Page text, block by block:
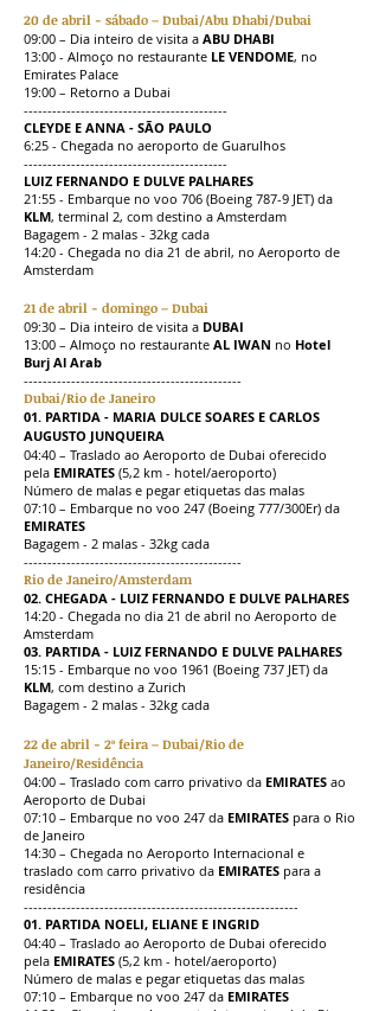
20 de abril - sábado – Dubai/Abu Dhabi/Dubai
09:00 – Dia inteiro de visita a ABU DHABI
13:00 - Almoço no restaurante LE VENDOME, no
Emirates Palace
19:00 – Retorno a Dubai
-------------------------------------------
CLEYDE E ANNA - SÃO PAULO
6:25 - Chegada no aeroporto de Guarulhos
-------------------------------------------
LUIZ FERNANDO E DULVE PALHARES
21:55 - Embarque no voo 706 (Boeing 787-9 JET) da
KLM, terminal 2, com destino a Amsterdam
Bagagem - 2 malas - 32kg cada
14:20 - Chegada no dia 21 de abril, no Aeroporto de
Amsterdam
21 de abril - domingo – Dubai
09:30 – Dia inteiro de visita a DUBAI
13:00 – Almoço no restaurante AL IWAN no Hotel
Burj Al Arab
----------------------------------------------
Dubai/Rio de Janeiro
01. PARTIDA - MARIA DULCE SOARES E CARLOS
AUGUSTO JUNQUEIRA
04:40 – Traslado ao Aeroporto de Dubai oferecido
pela EMIRATES (5,2 km - hotel/aeroporto)
Número de malas e pegar etiquetas das malas
07:10 – Embarque no voo 247 (Boeing 777/300Er) da
EMIRATES
Bagagem - 2 malas - 32kg cada
----------------------------------------------
Rio de Janeiro/Amsterdam
02. CHEGADA - LUIZ FERNANDO E DULVE PALHARES
14:20 - Chegada no dia 21 de abril no Aeroporto de
Amsterdam
03. PARTIDA - LUIZ FERNANDO E DULVE PALHARES
15:15 - Embarque no voo 1961 (Boeing 737 JET) da
KLM, com destino a Zurich
Bagagem - 2 malas - 32kg cada
22 de abril - 2ª feira – Dubai/Rio de
Janeiro/Residência
04:00 – Traslado com carro privativo da EMIRATES ao
Aeroporto de Dubai
07:10 – Embarque no voo 247 da EMIRATES para o Rio
de Janeiro
14:30 – Chegada no Aeroporto Internacional e
traslado com carro privativo da EMIRATES para a
residência
----------------------------------------------------------
01. PARTIDA NOELI, ELIANE E INGRID
04:40 – Traslado ao Aeroporto de Dubai oferecido
pela EMIRATES (5,2 km - hotel/aeroporto)
Número de malas e pegar etiquetas das malas
07:10 – Embarque no voo 247 da EMIRATES